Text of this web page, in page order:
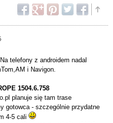
telefony z androidem nadal
i Navigon.
1504.6.758
planuje się tam trase
gotowca - szczególnie przydatne
4-5 cali